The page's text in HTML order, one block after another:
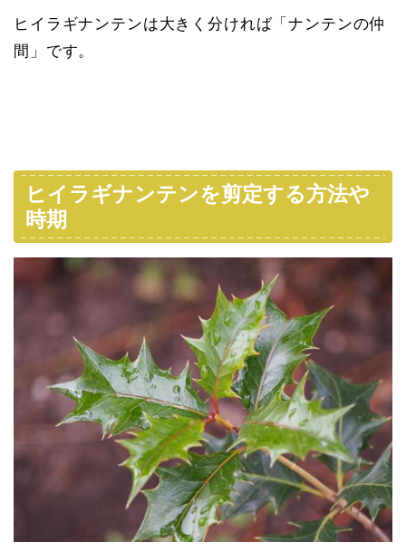
ヒイラギナンテンは大きく分ければ「ナンテンの仲
間」です。
ヒイラギナンテンを剪定する方法や
時期